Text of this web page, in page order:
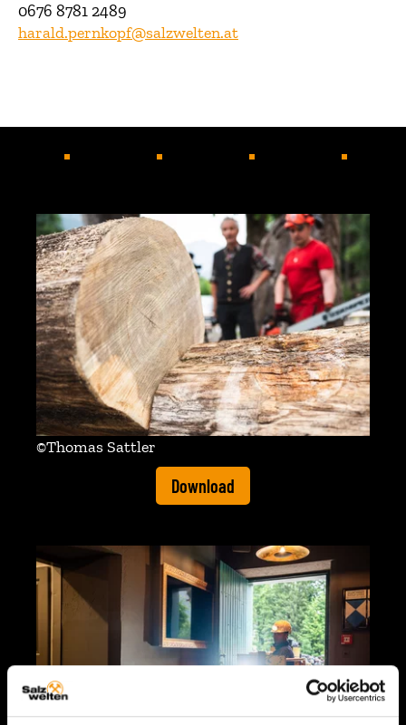
0676 8781 2489
harald.pernkopf@salzwelten.at
©Thomas Sattler
Download